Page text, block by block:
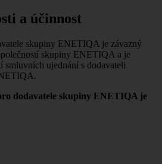
a účinnost
skupiny ENETIQA je závazný
skupiny ENETIQA a je
smluvních ujednání s dodavateli
dodavatele skupiny ENETIQA je